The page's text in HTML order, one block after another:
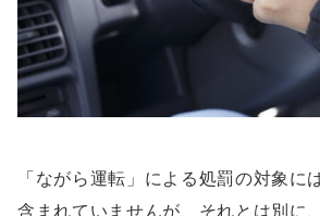
「ながら運転」による処罰の対象に
含まれていませんが、それとは別に